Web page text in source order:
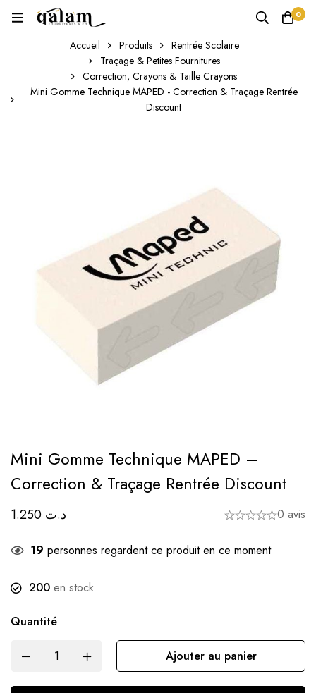
0
Accueil Produits
Rentrée Scolaire
Traçage & Petites Fournitures
Correction, Crayons & Taille Crayons
Mini Gomme Technique MAPED - Correction & Traçage Rentrée
Discount
Mini Gomme Technique MAPED –
Correction & Traçage Rentrée Discount
د.ت 0 avis
19 personnes regardent ce produit en ce moment
200 en stock
Quantité
Ajouter au panier